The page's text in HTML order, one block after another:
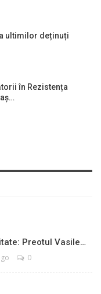
ultimilor deținuți
în Rezistența
Preotul Vasile…
0